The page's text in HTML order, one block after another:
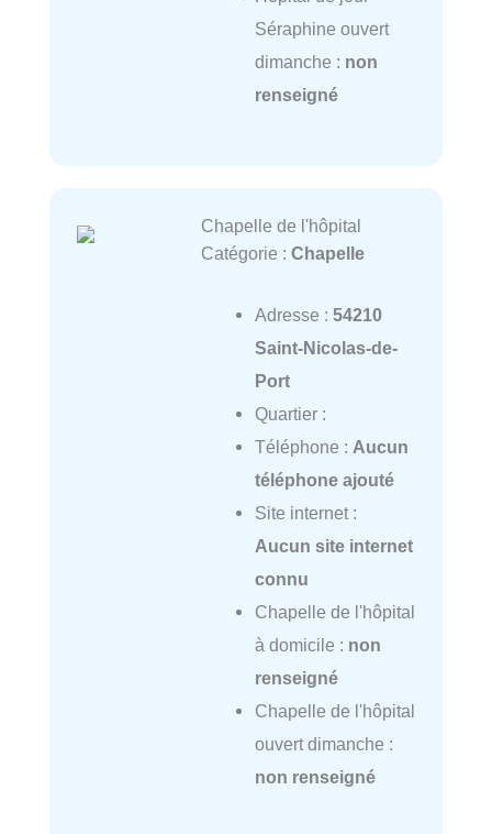
Séraphine ouvert
dimanche : non
renseigné
Chapelle de l'hôpital
Catégorie : Chapelle
Adresse : 54210
Saint-Nicolas-de-
Port
Quartier :
Téléphone : Aucun
téléphone ajouté
Site internet :
Aucun site internet
connu
Chapelle de l'hôpital
à domicile : non
renseigné
Chapelle de l'hôpital
ouvert dimanche :
non renseigné